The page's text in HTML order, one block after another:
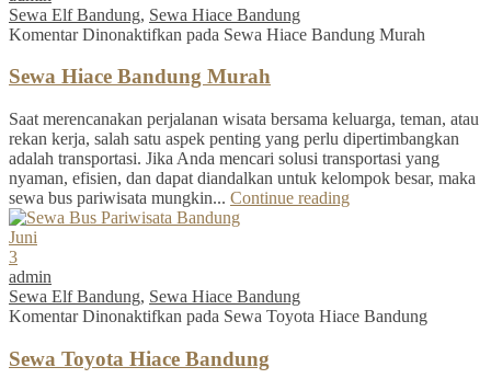
Sewa Elf Bandung, Sewa Hiace Bandung
Komentar Dinonaktifkan pada Sewa Hiace Bandung Murah
Sewa Hiace Bandung Murah
Saat merencanakan perjalanan wisata bersama keluarga, teman, atau
rekan kerja, salah satu aspek penting yang perlu dipertimbangkan
adalah transportasi. Jika Anda mencari solusi transportasi yang
nyaman, efisien, dan dapat diandalkan untuk kelompok besar, maka
sewa bus pariwisata mungkin... Continue reading
Juni
3
admin
Sewa Elf Bandung, Sewa Hiace Bandung
Komentar Dinonaktifkan pada Sewa Toyota Hiace Bandung
Sewa Toyota Hiace Bandung